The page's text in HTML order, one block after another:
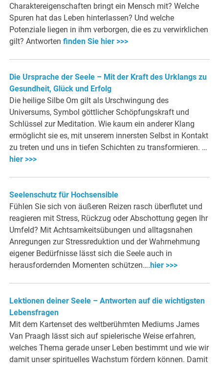
Charaktereigenschaften bringt ein Mensch mit? Welche
Spuren hat das Leben hinterlassen? Und welche
Potenziale liegen in ihm verborgen, die es zu verwirklichen
gilt? Antwortenfinden Sie hier >>>
Die Ursprache der Seele – Mit der Kraft des Urklangs zu
Gesundheit, Glück und Erfolg
Die heilige Silbe Om gilt als Urschwingung des
Universums, Symbol göttlicher Schöpfungskraft und
Schlüssel zur Meditation. Wie kaum ein anderer Klang
ermöglicht sie es, mit unserem innersten Selbst in Kontakt
zu treten und uns in tiefen Schichten zu transformieren. …
hier >>>
Seelenschutz für Hochsensible
Fühlen Sie sich von äußeren Reizen rasch überflutet und
reagieren mit Stress, Rückzug oder Abschottung gegen Ihr
Umfeld? Mit Achtsamkeitsübungen und alltagsnahen
Anregungen zur Stressreduktion und der Wahrnehmung
eigener Bedürfnisse lässt sich die Seele auch in
herausfordernden Momenten schützen…. hier >>>
Lektionen deiner Seele – Antworten auf die wichtigsten
Lebensfragen
Mit dem Kartenset des weltberühmten Mediums James
Van Praagh lässt sich auf spielerische Weise erfahren,
welches Thema gerade unser Leben bestimmt und wie wir
damit unser spirituelles Wachstum fördern können. Damit